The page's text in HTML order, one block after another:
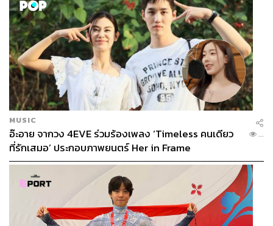
MUSIC
อ๊ะอาย จากวง 4EVE ร่วมร้องเพลง ‘Timeless คนเดียว
ที่รักเสมอ’ ประกอบภาพยนตร์ Her in Frame
...